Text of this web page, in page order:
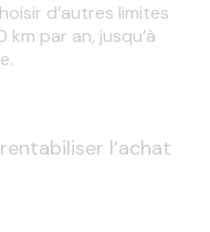
d’autres limites
par an, jusqu’à
l’achat